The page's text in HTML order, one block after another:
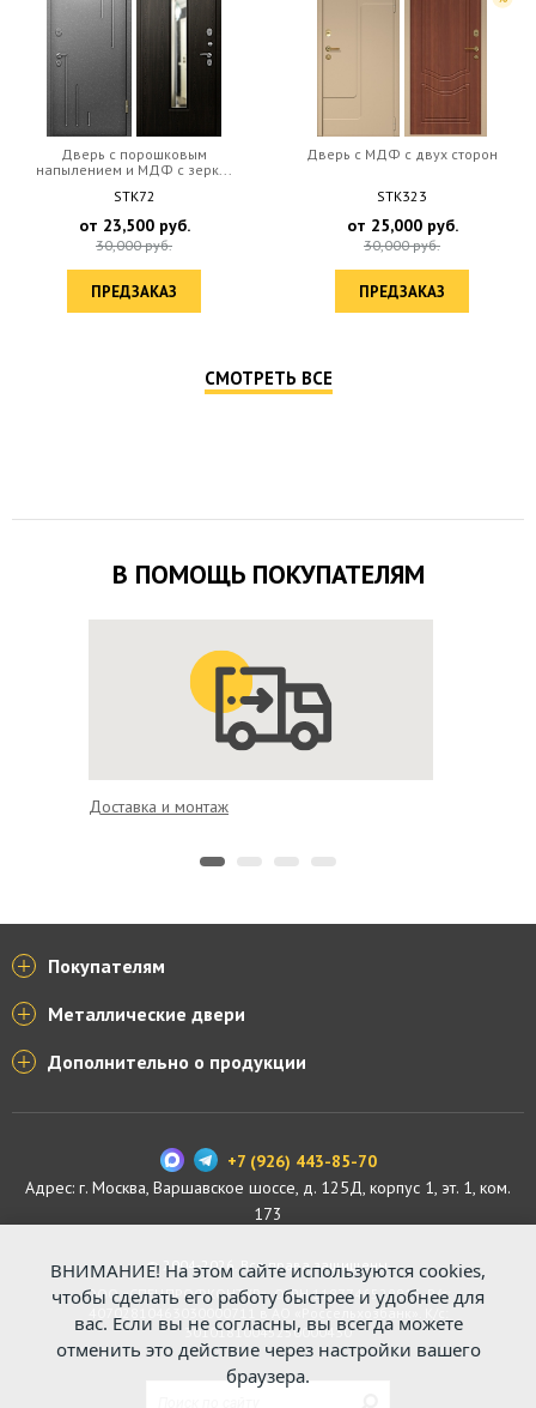
Дверь с порошковым
напылением и МДФ с зерк...
STK72
от 23,500руб.
30,000руб.
ПРЕДЗАКАЗ
Дверь c МДФ с двух сторон
STK323
от 25,000руб.
30,000руб.
ПРЕДЗАКАЗ
СМОТРЕТЬ ВСЕ
В ПОМОЩЬ ПОКУПАТЕЛЯМ
Доставка и монтаж
Покупателям
Металлические двери
Дополнительно о продукции
+7 (926) 443-85-70
Адрес: г. Москва, Варшавское шоссе, д. 125Д, корпус 1, эт. 1, ком.
173
© 2004-2026. Все права защищены.
ООО «СПЕЦПРОФКОНТУР», ОГРН 1187746529816. Р/с:
40702810463030000711 в АО «Россельхозбанк». К/с:
30101810045250000430
ВНИМАНИЕ! На этом сайте используются cookies,
чтобы сделать его работу быстрее и удобнее для
вас. Если вы не согласны, вы всегда можете
отменить это действие через настройки вашего
браузера.